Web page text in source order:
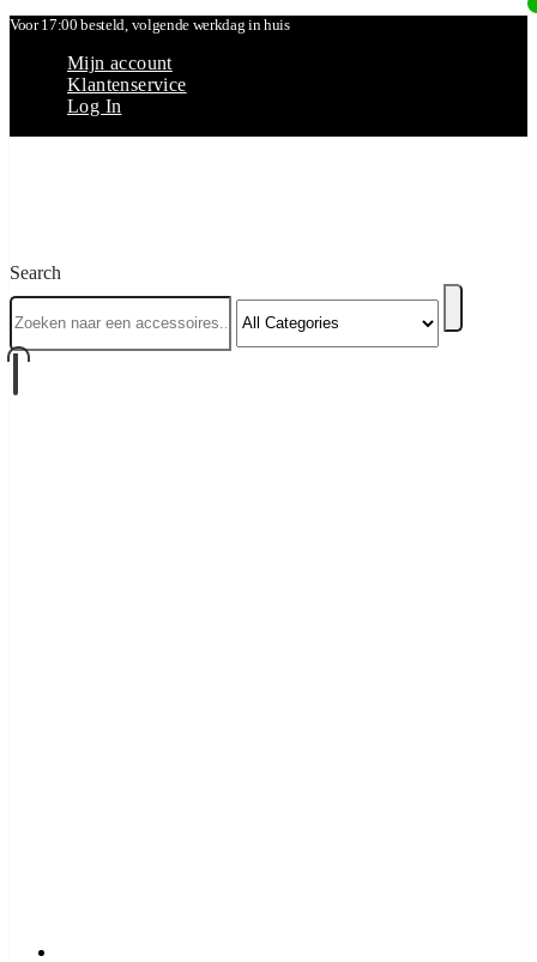
Voor 17:00 besteld, volgende werkdag in huis
Mijn account
Klantenservice
Log In
Search